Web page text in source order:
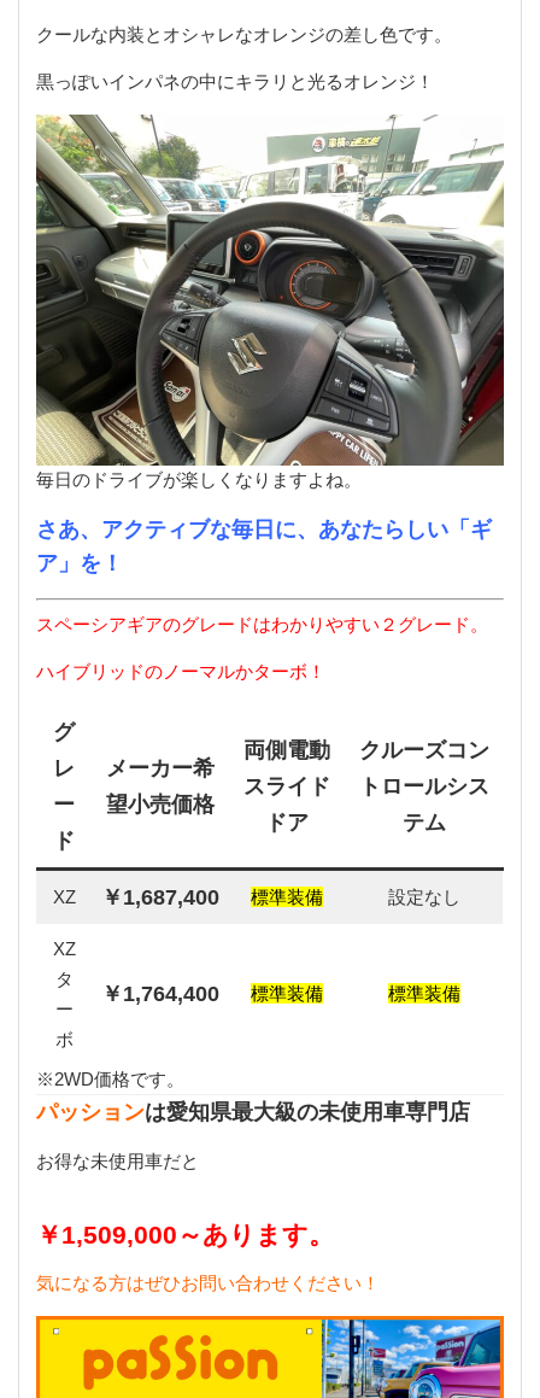
クールな内装とオシャレなオレンジの差し色です。
黒っぽいインパネの中にキラリと光るオレンジ！
毎日のドライブが楽しくなりますよね。
さあ、アクティブな毎日に、あなたらしい「ギ
ア」を！
スペーシアギアのグレードはわかりやすい２グレード。
ハイブリッドのノーマルかターボ！
グ
レ
ー
ド
メーカー希
望小売価格
両側電動
スライド
ドア
クルーズコン
トロールシス
テム
XZ ￥1,687,400 標準装備 設定なし
XZ
タ
ー
ボ
￥1,764,400 標準装備 標準装備
※2WD価格です。
パッションは愛知県最大級の未使用車専門店
お得な未使用車だと
￥1,509,000～あります。
気になる方はぜひお問い合わせください！